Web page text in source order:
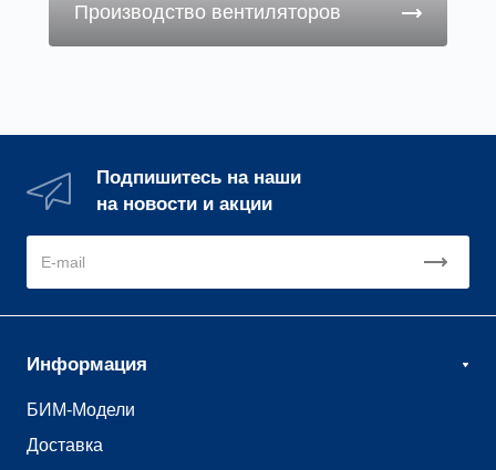
Производство вентиляторов
Подпишитесь на наши
на новости и акции
Информация
БИМ-Модели
Доставка